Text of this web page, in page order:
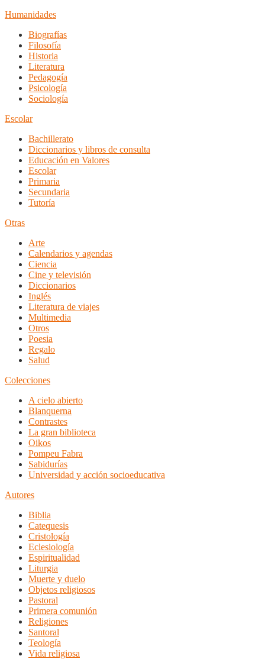
Humanidades
Biografías
Filosofía
Historia
Literatura
Pedagogía
Psicología
Sociología
Escolar
Bachillerato
Diccionarios y libros de consulta
Educación en Valores
Escolar
Primaria
Secundaria
Tutoría
Otras
Arte
Calendarios y agendas
Ciencia
Cine y televisión
Diccionarios
Inglés
Literatura de viajes
Multimedia
Otros
Poesia
Regalo
Salud
Colecciones
A cielo abierto
Blanquerna
Contrastes
La gran biblioteca
Oikos
Pompeu Fabra
Sabidurías
Universidad y acción socioeducativa
Autores
Biblia
Catequesis
Cristología
Eclesiología
Espiritualidad
Liturgia
Muerte y duelo
Objetos religiosos
Pastoral
Primera comunión
Religiones
Santoral
Teología
Vida religiosa